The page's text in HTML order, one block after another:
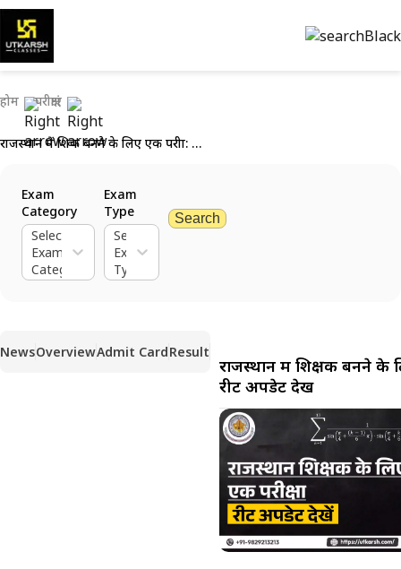
होम परीक्षाएं
राजस्थान में शिक्षक बनने के लिए एक परीक्षा: रीट अपडेट देखें
Exam
Category
Select
Exam
Category
Exam
Type
Select
Exam
Type
Search
NewsOverviewAdmit CardResult
राजस्थान में शिक्षक बनने के
रीट अपडेट देखें